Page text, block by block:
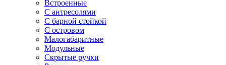
Встроенные
С антресолями
С барной стойкой
С островом
Малогабаритные
Модульные
Скрытые ручки